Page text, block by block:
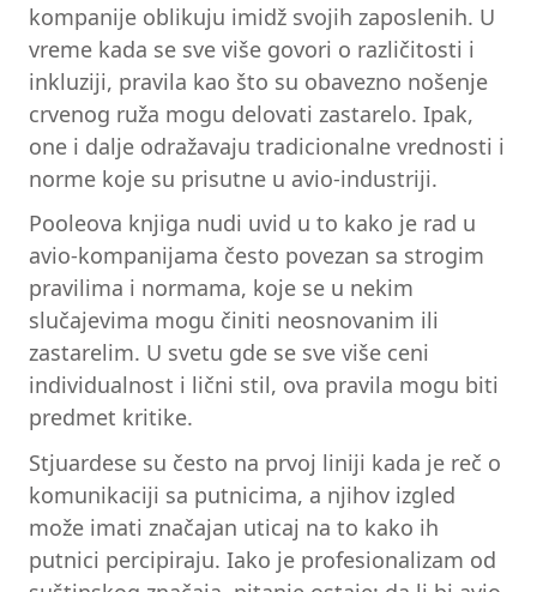
kompanije oblikuju imidž svojih zaposlenih. U
vreme kada se sve više govori o različitosti i
inkluziji, pravila kao što su obavezno nošenje
crvenog ruža mogu delovati zastarelo. Ipak,
one i dalje odražavaju tradicionalne vrednosti i
norme koje su prisutne u avio-industriji.
Pooleova knjiga nudi uvid u to kako je rad u
avio-kompanijama često povezan sa strogim
pravilima i normama, koje se u nekim
slučajevima mogu činiti neosnovanim ili
zastarelim. U svetu gde se sve više ceni
individualnost i lični stil, ova pravila mogu biti
predmet kritike.
Stjuardese su često na prvoj liniji kada je reč o
komunikaciji sa putnicima, a njihov izgled
može imati značajan uticaj na to kako ih
putnici percipiraju. Iako je profesionalizam od